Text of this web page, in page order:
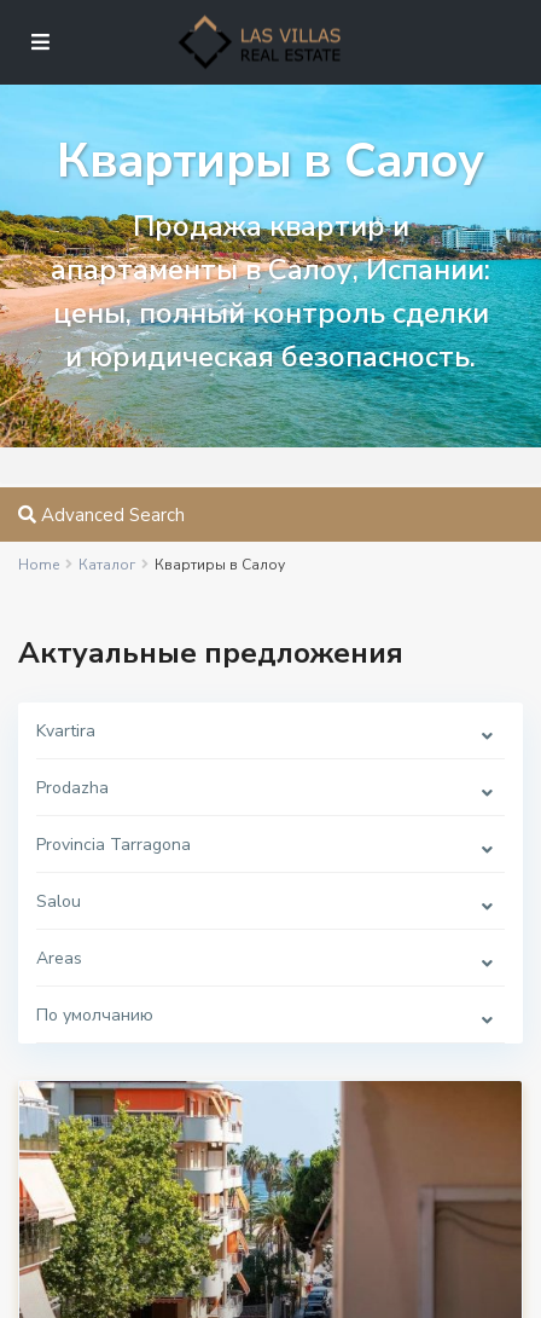
Квартиры в Салоу
Продажа квартир и
апартаменты в Салоу, Испании:
цены, полный контроль сделки
и юридическая безопасность.
Advanced Search
Home Каталог Квартиры в Салоу
Актуальные предложения
Kvartira
Prodazha
Provincia Tarragona
Salou
Areas
По умолчанию